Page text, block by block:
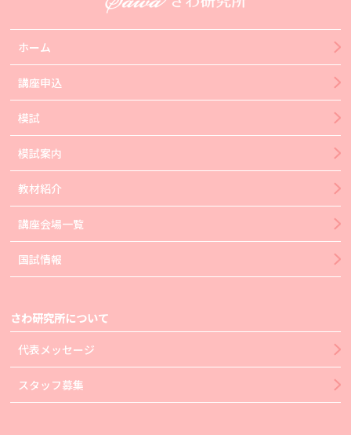
ホーム
講座申込
模試
模試案内
教材紹介
講座会場一覧
国試情報
さわ研究所について
代表メッセージ
スタッフ募集